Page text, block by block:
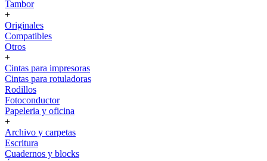
Tambor
+
Originales
Compatibles
Otros
+
Cintas para impresoras
Cintas para rotuladoras
Rodillos
Fotoconductor
Papeleria y oficina
+
Archivo y carpetas
Escritura
Cuadernos y blocks